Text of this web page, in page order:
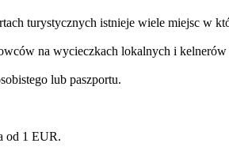
turystycznych istnieje wiele miejsc w
na wycieczkach lokalnych i
lub paszportu.
od 1 EUR.